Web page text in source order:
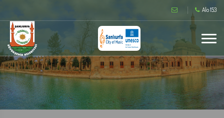
Alo 153